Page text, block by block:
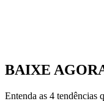
BAIXE
Entenda as 4 tendências